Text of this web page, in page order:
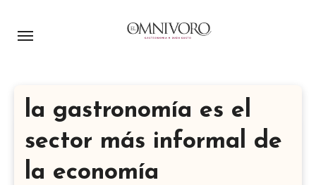
la gastronomía es el
sector más informal de
la economía